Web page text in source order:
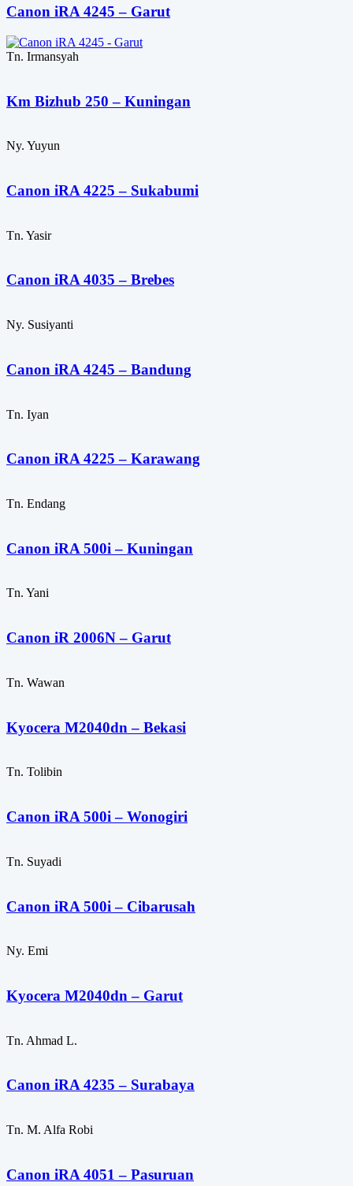
Canon iRA 4245 – Garut
Tn. Irmansyah
Km Bizhub 250 – Kuningan
Ny. Yuyun
Canon iRA 4225 – Sukabumi
Tn. Yasir
Canon iRA 4035 – Brebes
Ny. Susiyanti
Canon iRA 4245 – Bandung
Tn. Iyan
Canon iRA 4225 – Karawang
Tn. Endang
Canon iRA 500i – Kuningan
Tn. Yani
Canon iR 2006N – Garut
Tn. Wawan
Kyocera M2040dn – Bekasi
Tn. Tolibin
Canon iRA 500i – Wonogiri
Tn. Suyadi
Canon iRA 500i – Cibarusah
Ny. Emi
Kyocera M2040dn – Garut
Tn. Ahmad L.
Canon iRA 4235 – Surabaya
Tn. M. Alfa Robi
Canon iRA 4051 – Pasuruan